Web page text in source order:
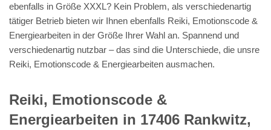
ebenfalls in Größe XXXL? Kein Problem, als verschiedenartig
tätiger Betrieb bieten wir Ihnen ebenfalls Reiki, Emotionscode &
Energiearbeiten in der Größe Ihrer Wahl an. Spannend und
verschiedenartig nutzbar – das sind die Unterschiede, die unsre
Reiki, Emotionscode & Energiearbeiten ausmachen.
Reiki, Emotionscode &
Energiearbeiten in 17406 Rankwitz,